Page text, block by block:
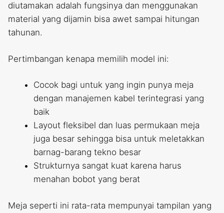
diutamakan adalah fungsinya dan menggunakan
material yang dijamin bisa awet sampai hitungan
tahunan.
Pertimbangan kenapa memilih model ini:
Cocok bagi untuk yang ingin punya meja
dengan manajemen kabel terintegrasi yang
baik
Layout fleksibel dan luas permukaan meja
juga besar sehingga bisa untuk meletakkan
barnag-barang tekno besar
Strukturnya sangat kuat karena harus
menahan bobot yang berat
Meja seperti ini rata-rata mempunyai tampilan yang